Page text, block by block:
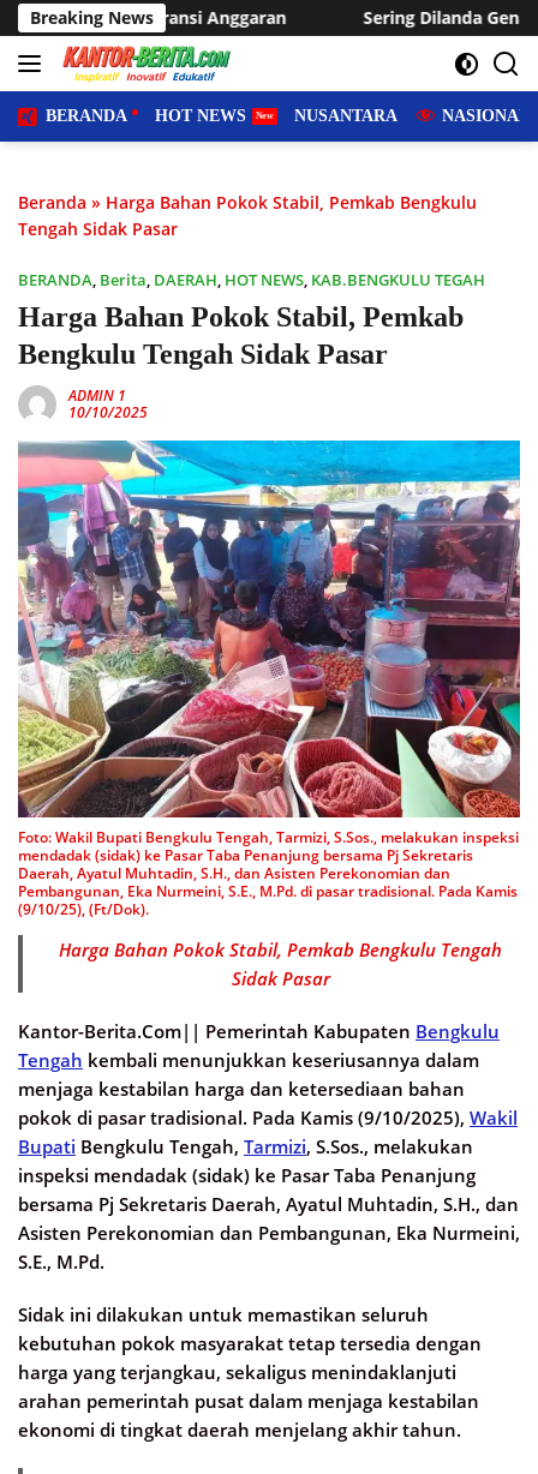
Langsung
ke
konten
Breaking NewsSering Dilanda Genangan, Desa Sukaraja
BERANDA HOT NEWS NUSANTARA NASIONAL
Beranda » Harga Bahan Pokok Stabil, Pemkab Bengkulu
Tengah Sidak Pasar
BERANDA, Berita, DAERAH, HOT NEWS, KAB.BENGKULU TEGAH
Harga Bahan Pokok Stabil, Pemkab
Bengkulu Tengah Sidak Pasar
ADMIN 1
10/10/2025
Foto: Wakil Bupati Bengkulu Tengah, Tarmizi, S.Sos., melakukan inspeksi
mendadak (sidak) ke Pasar Taba Penanjung bersama Pj Sekretaris
Daerah, Ayatul Muhtadin, S.H., dan Asisten Perekonomian dan
Pembangunan, Eka Nurmeini, S.E., M.Pd. di pasar tradisional. Pada Kamis
(9/10/25), (Ft/Dok).
Harga Bahan Pokok Stabil, Pemkab Bengkulu Tengah
Sidak Pasar
Kantor-Berita.Com|| Pemerintah Kabupaten Bengkulu
Tengah kembali menunjukkan keseriusannya dalam
menjaga kestabilan harga dan ketersediaan bahan
pokok di pasar tradisional. Pada Kamis (9/10/2025), Wakil
Bupati Bengkulu Tengah, Tarmizi, S.Sos., melakukan
inspeksi mendadak (sidak) ke Pasar Taba Penanjung
bersama Pj Sekretaris Daerah, Ayatul Muhtadin, S.H., dan
Asisten Perekonomian dan Pembangunan, Eka Nurmeini,
S.E., M.Pd.
Sidak ini dilakukan untuk memastikan seluruh
kebutuhan pokok masyarakat tetap tersedia dengan
harga yang terjangkau, sekaligus menindaklanjuti
arahan pemerintah pusat dalam menjaga kestabilan
ekonomi di tingkat daerah menjelang akhir tahun.